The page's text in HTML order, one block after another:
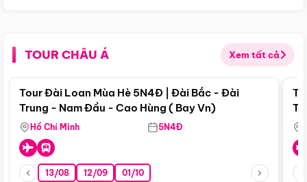
TOUR CHÂU Á Xem tất cả
Điểm nổi bật
Tour Đài Loan Mùa Hè 5N4Đ | Đài Bắc - Đài
Trung - Nam Đầu - Cao Hùng ( Bay Vn)
Hồ Chí Minh 5N4Đ
13/08 12/09 01/10